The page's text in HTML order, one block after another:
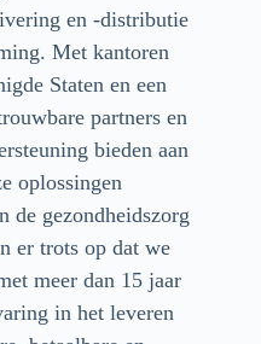
en -distributie
Met kantoren
Staten en een
partners en
bieden aan
oplossingen
de gezondheidszorg
er trots op dat we
meer dan 15 jaar
in het leveren